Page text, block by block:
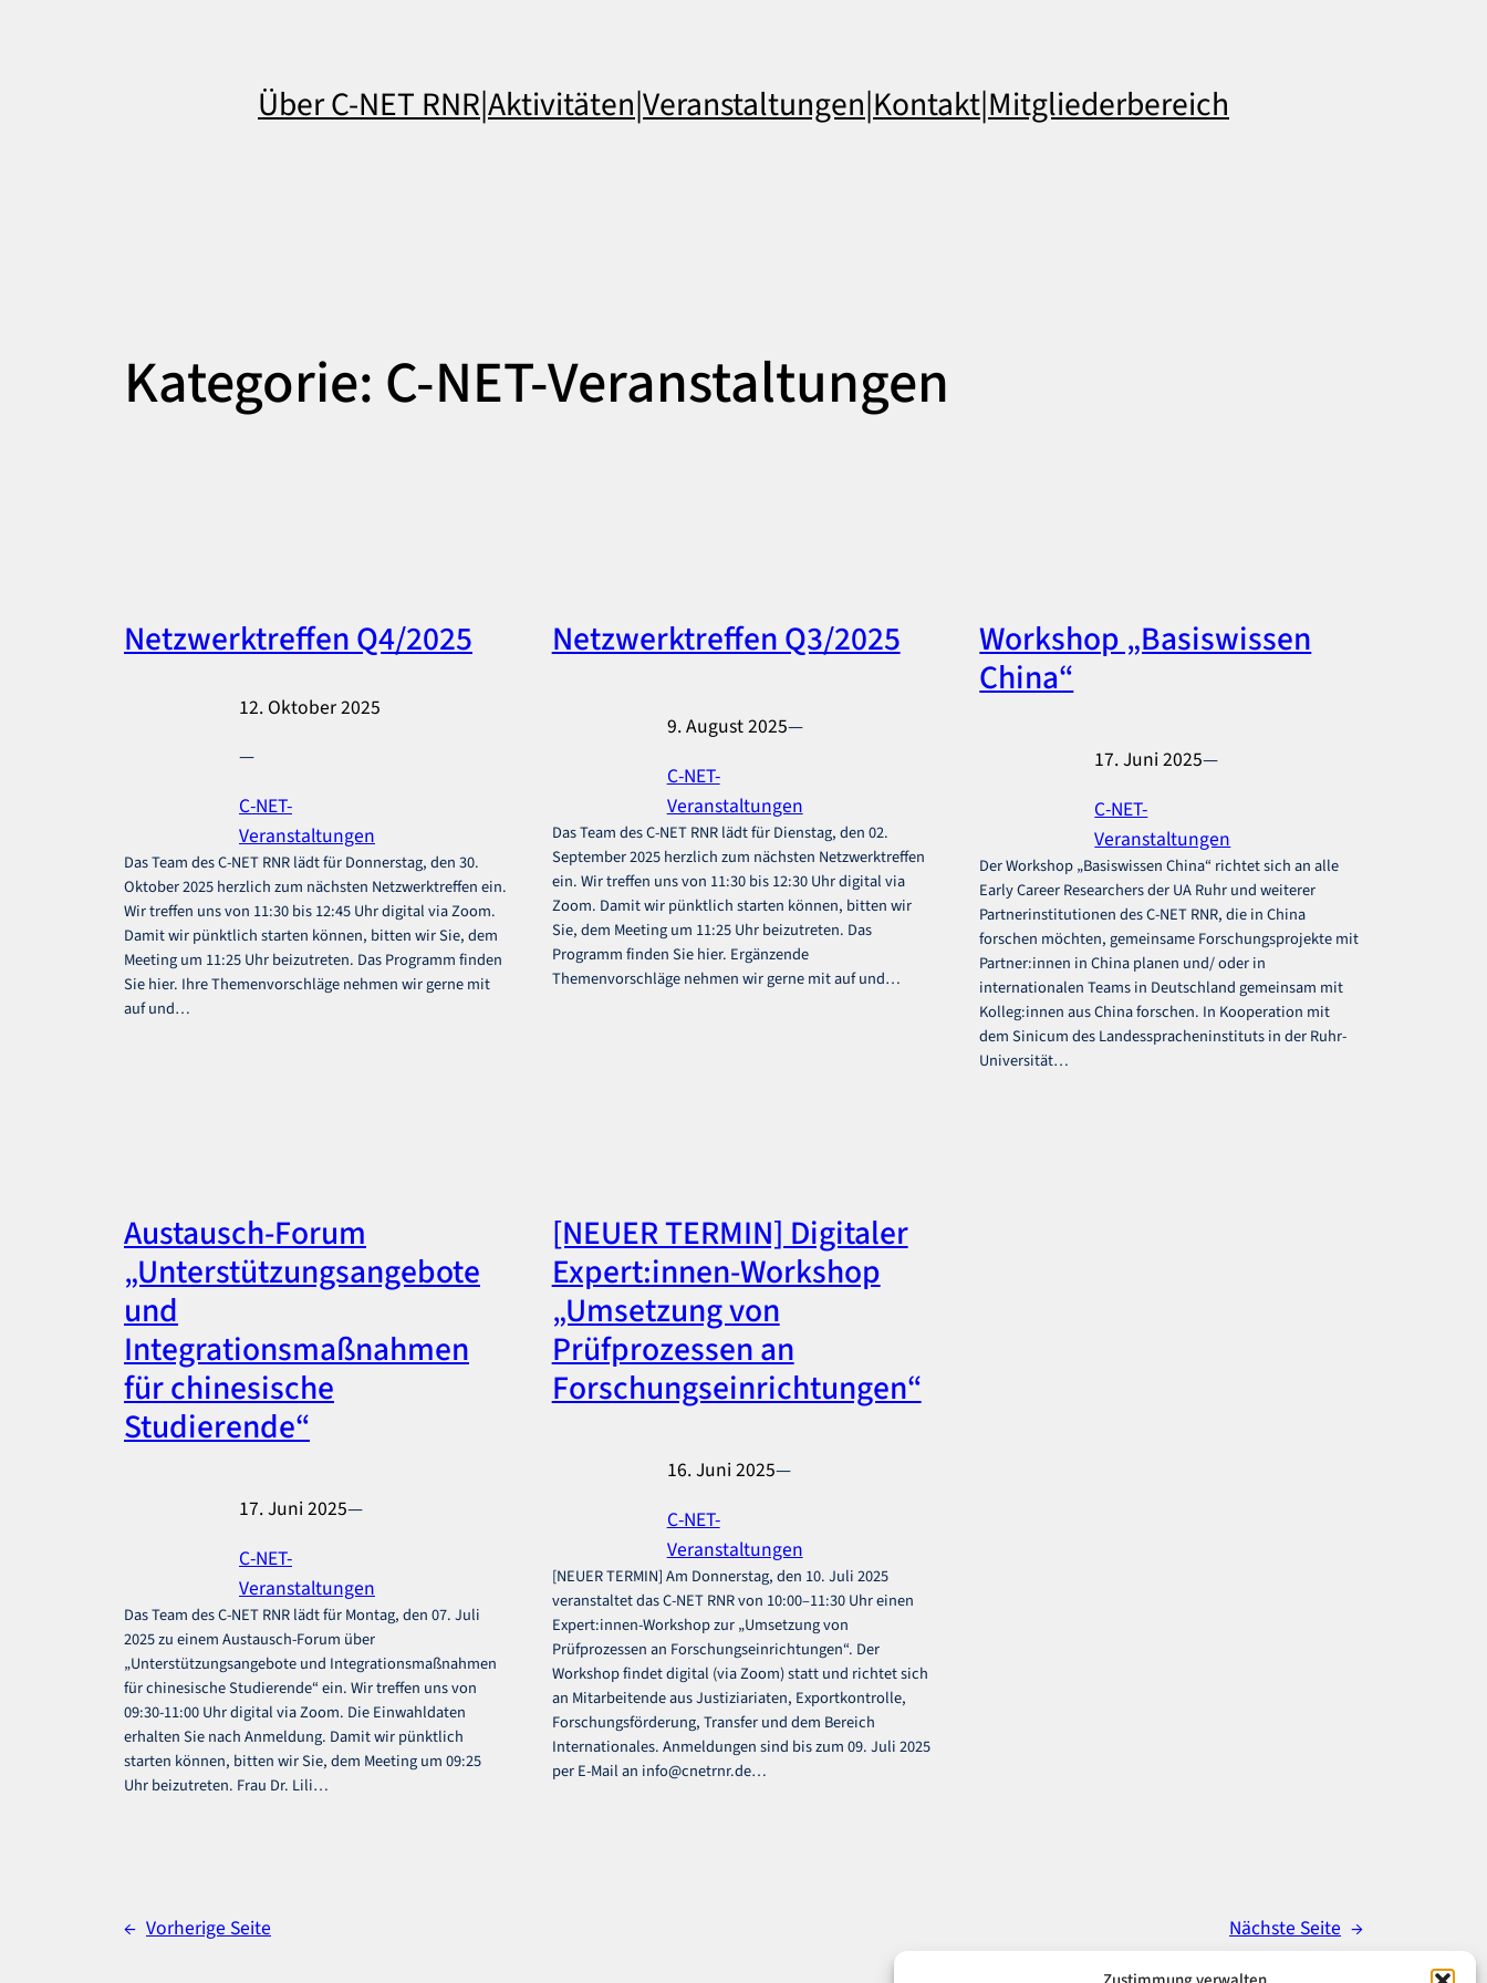
Über C-NET RNR|Aktivitäten|Veranstaltungen|Kontakt|Mitgliederbereich
Kategorie: C-NET-Veranstaltungen
Netzwerktreffen Q4/2025
12. Oktober 2025
—
C-NET-
Veranstaltungen
Das Team des C-NET RNR lädt für Donnerstag, den 30.
Oktober 2025 herzlich zum nächsten Netzwerktreffen ein.
Wir treffen uns von 11:30 bis 12:45 Uhr digital via Zoom.
Damit wir pünktlich starten können, bitten wir Sie, dem
Meeting um 11:25 Uhr beizutreten. Das Programm finden
Sie hier. Ihre Themenvorschläge nehmen wir gerne mit
auf und…
Netzwerktreffen Q3/2025
9. August 2025—
C-NET-
Veranstaltungen
Das Team des C-NET RNR lädt für Dienstag, den 02.
September 2025 herzlich zum nächsten Netzwerktreffen
ein. Wir treffen uns von 11:30 bis 12:30 Uhr digital via
Zoom. Damit wir pünktlich starten können, bitten wir
Sie, dem Meeting um 11:25 Uhr beizutreten. Das
Programm finden Sie hier. Ergänzende
Themenvorschläge nehmen wir gerne mit auf und…
Workshop „Basiswissen
China“
17. Juni 2025—
C-NET-
Veranstaltungen
Der Workshop „Basiswissen China“ richtet sich an alle
Early Career Researchers der UA Ruhr und weiterer
Partnerinstitutionen des C-NET RNR, die in China
forschen möchten, gemeinsame Forschungsprojekte mit
Partner:innen in China planen und/ oder in
internationalen Teams in Deutschland gemeinsam mit
Kolleg:innen aus China forschen. In Kooperation mit
dem Sinicum des Landesspracheninstituts in der Ruhr-
Universität…
Austausch-Forum
„Unterstützungsangebote
und
Integrationsmaßnahmen
für chinesische
Studierende“
17. Juni 2025—
C-NET-
Veranstaltungen
Das Team des C-NET RNR lädt für Montag, den 07. Juli
2025 zu einem Austausch-Forum über
„Unterstützungsangebote und Integrationsmaßnahmen
für chinesische Studierende“ ein. Wir treffen uns von
09:30-11:00 Uhr digital via Zoom. Die Einwahldaten
erhalten Sie nach Anmeldung. Damit wir pünktlich
starten können, bitten wir Sie, dem Meeting um 09:25
Uhr beizutreten. Frau Dr. Lili…
[NEUER TERMIN] Digitaler
Expert:innen-Workshop
„Umsetzung von
Prüfprozessen an
Forschungseinrichtungen“
16. Juni 2025—
C-NET-
Veranstaltungen
[NEUER TERMIN] Am Donnerstag, den 10. Juli 2025
veranstaltet das C-NET RNR von 10:00–11:30 Uhr einen
Expert:innen-Workshop zur „Umsetzung von
Prüfprozessen an Forschungseinrichtungen“. Der
Workshop findet digital (via Zoom) statt und richtet sich
an Mitarbeitende aus Justiziariaten, Exportkontrolle,
Forschungsförderung, Transfer und dem Bereich
Internationales. Anmeldungen sind bis zum 09. Juli 2025
per E-Mail an info@cnetrnr.de…
← Vorherige Seite Nächste Seite →